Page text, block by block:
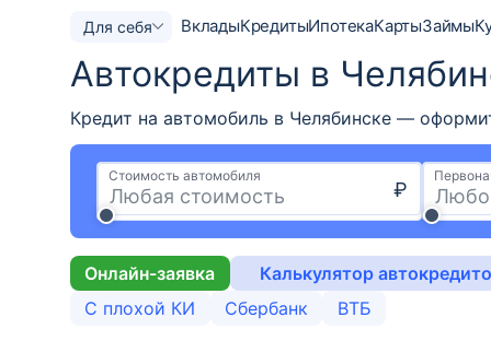
Для себя ВкладыКредитыИпотекаКартыЗаймы
Автокредиты в
Кредит на автомобиль в Челябинске —
Стоимость автомобиля
₽
Онлайн-заявка
Калькулятор
С плохой КИ
Сбербанк ВТБ